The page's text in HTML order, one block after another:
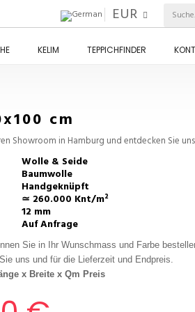
EUR
KELIM TEPPICHFINDER
cm
Showroom in Hamburg und entdecken Sie
Wolle & Seide
Baumwolle
Handgeknüpft
≃ 260.000 Knt/m²
12 mm
Auf Anfrage
Sie in Ihr Wunschmass und Farbe
uns und für die Lieferzeit und Endpreis.
x Breite x Qm Preis